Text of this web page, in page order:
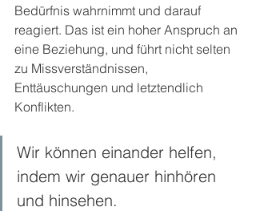
Bedürfnis wahrnimmt und darauf
reagiert. Das ist ein hoher Anspruch an
eine Beziehung, und führt nicht selten
zu Missverständnissen,
Enttäuschungen und letztendlich
Konflikten.
Wir können einander helfen,
indem wir genauer hinhören
und hinsehen.